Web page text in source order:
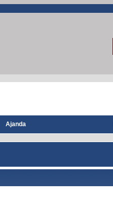
Ajanda